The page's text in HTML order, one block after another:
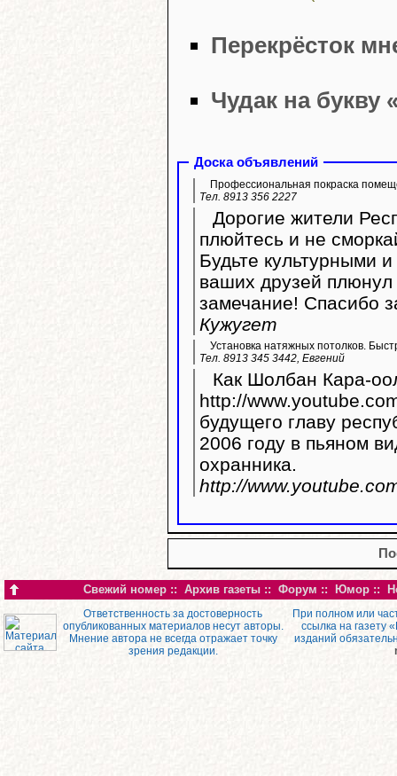
Перекрёсток
Чудак на букву
Доска объявлений
Профессиональная покраска
Тел. 8913 356 2227
Дорогие жители
плюйтесь и не
Будьте культурными
ваших друзей
замечание! Спасибо
Кужугет
Установка натяжных потолков.
Тел. 8913 345 3442, Евгений
Как Шолбан Кара-
http://www.youtube.com/
будущего главу
2006 году в пьяном
охранника.
http://
Свежий номер :: Архив газеты :: Форум :: Юмор ::
Ответственность за достоверность
опубликованных материалов несут авторы.
Мнение автора не всегда отражает точку
зрения редакции.
При полном или
ссылка на газету
изданий